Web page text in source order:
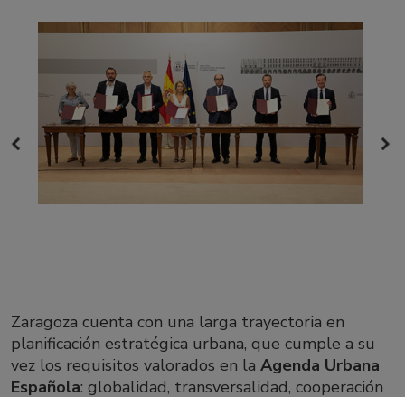
Zaragoza cuenta con una larga trayectoria en
planificación estratégica urbana, que cumple a su
vez los requisitos valorados en la Agenda Urbana
Española: globalidad, transversalidad, cooperación